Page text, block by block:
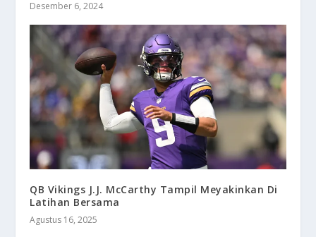
Desember 6, 2024
QB Vikings J.J. McCarthy Tampil Meyakinkan Di
Latihan Bersama
Agustus 16, 2025